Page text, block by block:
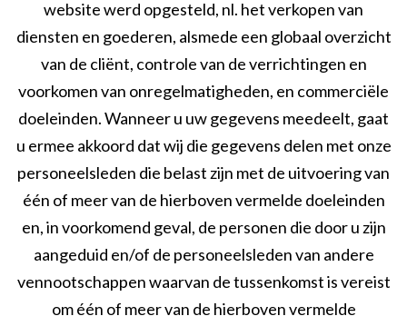
website werd opgesteld, nl. het verkopen van
diensten en goederen, alsmede een globaal overzicht
van de cliënt, controle van de verrichtingen en
voorkomen van onregelmatigheden, en commerciële
doeleinden. Wanneer u uw gegevens meedeelt, gaat
u ermee akkoord dat wij die gegevens delen met onze
personeelsleden die belast zijn met de uitvoering van
één of meer van de hierboven vermelde doeleinden
en, in voorkomend geval, de personen die door u zijn
aangeduid en/of de personeelsleden van andere
vennootschappen waarvan de tussenkomst is vereist
om één of meer van de hierboven vermelde